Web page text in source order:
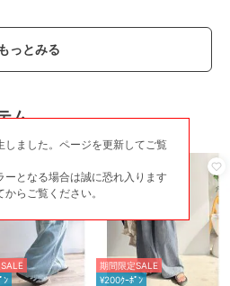
もっとみる
ム
ﾝ
期間限定SALE
¥200ｸｰﾎﾟﾝ
しました。ページを更新してご覧
ーとなる場合は誠に恐れ入ります
らご覧ください。